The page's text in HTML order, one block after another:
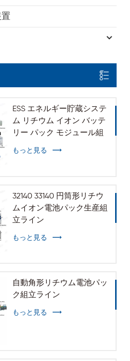
ESS エネルギー貯蔵システ
ム リチウム イオン バッテ
リー パック モジュール組
もっと見る
32140 33140 円筒形リチウ
ムイオン電池パック生産組
立ライン
もっと見る
自動角形リチウム電池パッ
ク組立ライン
もっと見る